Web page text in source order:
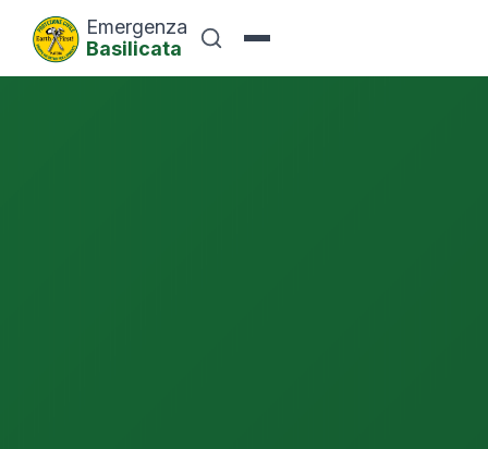
Emergenza
Basilicata